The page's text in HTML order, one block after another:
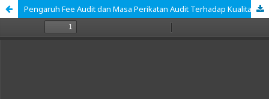
Pengaruh Fee Audit dan Masa Perikatan Audit Terhadap Kualitas Audit